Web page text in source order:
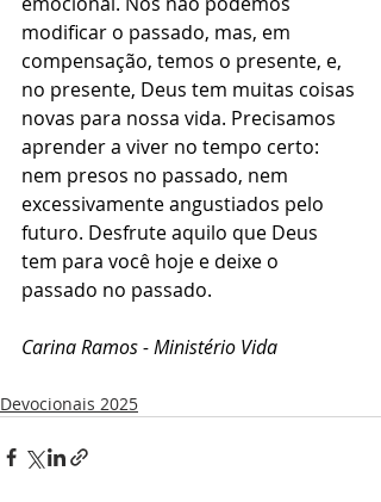
modificar o passado, mas, em
compensação, temos o presente, e,
no presente, Deus tem muitas coisas
novas para nossa vida. Precisamos
aprender a viver no tempo certo:
nem presos no passado, nem
excessivamente angustiados pelo
futuro. Desfrute aquilo que Deus
tem para você hoje e deixe o
passado no passado.
Carina Ramos - Ministério Vida
Devocionais 2025